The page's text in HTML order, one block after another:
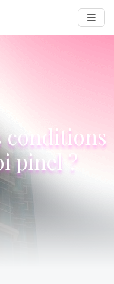
conditions
pinel ?